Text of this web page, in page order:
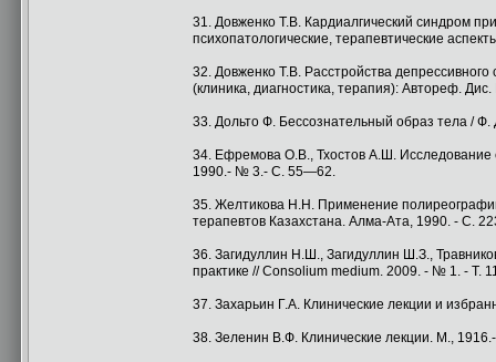
31. Довженко Т.В. Кардиалгический синдром
психопатологические, терапевтические
32. Довженко Т.В. Расстройства
(клиника, диагностика, терапия): Автореф.
33. Дольто Ф. Бессознательный образ тела /
34. Ефремова О.В., Тхостов А.Ш. Исследование
1990.- № 3.- С. 55—62.
35. Желтикова H.H. Применение
терапевтов Казахстана. Алма-Ата, 1990. - С.
36. Загидуллин Н.Ш., Загидуллин Ш.З.,
практике // Consolium medium. 2009. - № 1. - Т.
37. Захарьин Г.А. Клинические лекции и
38. Зеленин В.Ф. Клинические лекции. М.,